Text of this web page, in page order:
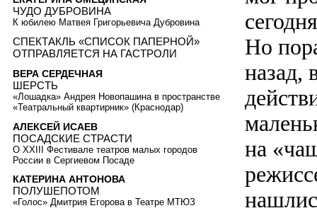
Но
назад,
на
ЧУДО ДУБРОВИНА
К юбилею Матвея Григорьевича Дубровина
СПЕКТАКЛЬ «СПИСОК ПАПЕРНОЙ»
ОТПРАВЛЯЕТСЯ НА ГАСТРОЛИ
ВЕРА СЕРДЕЧНАЯ
ШЕРСТЬ
«Лошадка» Андрея Новопашина в пространстве
«Театральный квартирник» (Краснодар)
АЛЕКСЕЙ ИСАЕВ
ПОСАДСКИЕ СТРАСТИ
О XXIII Фестивале театров малых городов
России в Сергиевом Посаде
КАТЕРИНА АНТОНОВА
ПОЛУШЕПОТОМ
«Голос» Дмитрия Егорова в Театре МТЮЗ